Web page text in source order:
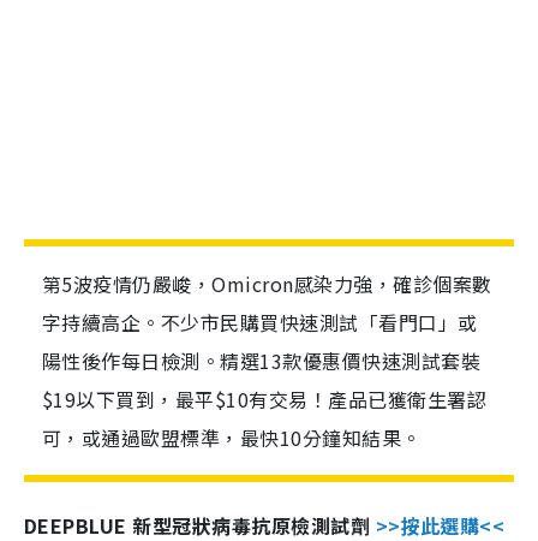
第5波疫情仍嚴峻，Omicron感染力強，確診個案數
字持續高企。不少市民購買快速測試「看門口」或
陽性後作每日檢測。精選13款優惠價快速測試套裝
$19以下買到，最平$10有交易！產品已獲衛生署認
可，或通過歐盟標準，最快10分鐘知結果。
DEEPBLUE 新型冠狀病毒抗原檢測試劑 >>按此選購<<